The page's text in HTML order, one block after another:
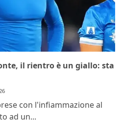
il rientro è un giallo: sta
con l'infiammazione al
ad un...